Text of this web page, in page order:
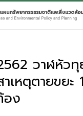
วาฬหัว
เหตุตายขยะ
อง